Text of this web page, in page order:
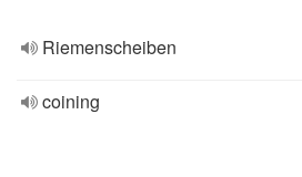
Riemenscheiben
coining